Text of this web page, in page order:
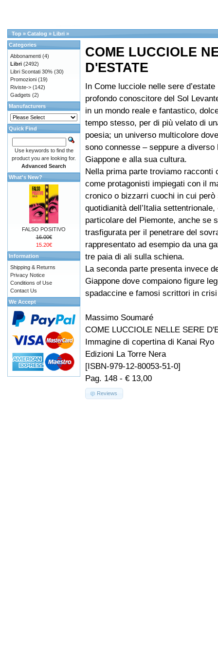
Top » Catalog » Libri »
COME LUCCIOLE
D'ESTATE
In Come lucciole nelle sere d’estate
profondo conoscitore del Sol
in un mondo reale e fantastico,
tempo stesso, per di più velato di
poesia; un universo multicolore
sono connesse – seppure a diverso
Giappone e alla sua cultura.
Nella prima parte troviamo racconti
come protagonisti impiegati con il
cronico o bizzarri cuochi in cui
quotidianità dell’Italia settentrionale,
particolare del Piemonte, anche se
trasfigurata per il penetrare del
rappresentato ad esempio da una
tre paia di ali sulla schiena.
La seconda parte presenta invece
Giappone dove compaiono figure
spadaccine e famosi scrittori in
Massimo Soumaré
COME LUCCIOLE NELLE SERE
Immagine di copertina di Kanai Ryo
Edizioni La Torre Nera
[ISBN-979-12-80053-51-0]
Pag. 148 - € 13,00
Reviews
Categories
Abbonamenti (4)
Libri (2492)
Libri Scontati 30% (30)
Promozioni (19)
Riviste-> (142)
Gadgets (2)
Manufacturers
Quick Find
Use keywords to find the
product you are looking for.
Advanced Search
What's New?
FALSO POSITIVO
16.00€
15.20€
Information
Shipping & Returns
Privacy Notice
Conditions of Use
Contact Us
We Accept